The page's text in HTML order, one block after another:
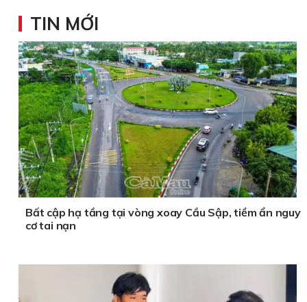
TIN MỚI
Bất cập hạ tầng tại vòng xoay Cầu Sập, tiềm ẩn nguy
cơ tai nạn